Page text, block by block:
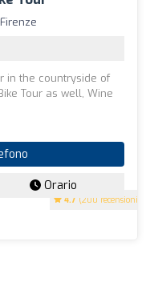
4.7 (200 recensioni)
in the countryside of
Tour as well, Wine
Orario